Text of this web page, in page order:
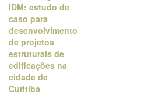
IDM: estudo de
caso para
desenvolvimento
de projetos
estruturais de
edificações na
cidade de
Curitiba